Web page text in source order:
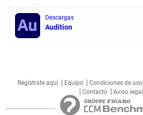
Descargas
Audition
Regístrate aquí Equipo Condiciones de uso
Contacto
Aviso legal